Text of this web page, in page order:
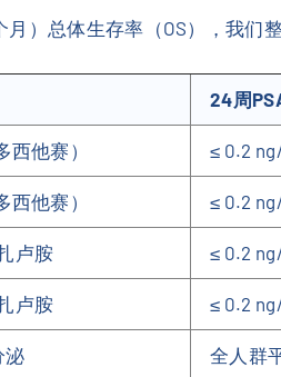
）总体生存率（OS），我们
24周
西他赛） ≤ 0.2
西他赛） ≤ 0.2
卢胺 ≤ 0.2
卢胺 ≤ 0.2
泌 全人群